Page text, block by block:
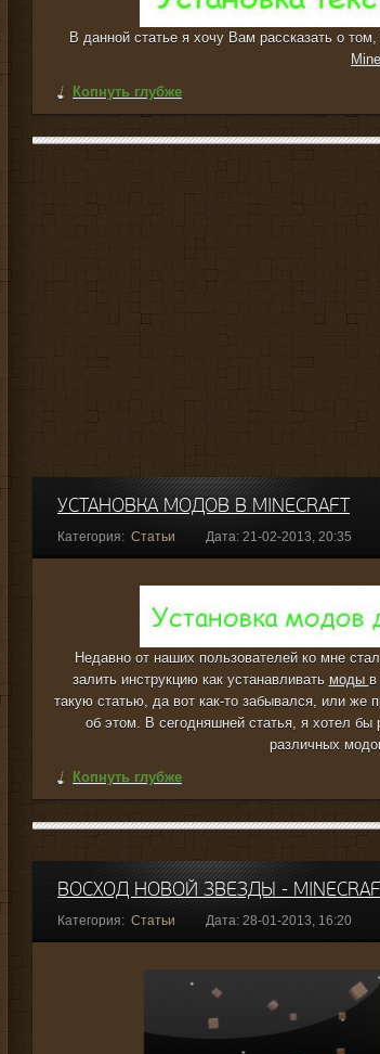
В данной статье я хочу Вам рассказать о
Копнуть глубже
УСТАНОВКА МОДОВ В MINECRAFT
Категория: Статьи Дата: 21-02-2013, 20:35
Недавно от наших пользователей ко мне
залить инструкцию как устанавливать моды в
такую статью, да вот как-то забывался, или же
об этом. В сегодняшней статья, я хотел бы
различных
Копнуть глубже
ВОСХОД НОВОЙ ЗВЕЗДЫ -
Категория: Статьи Дата: 28-01-2013, 16:20